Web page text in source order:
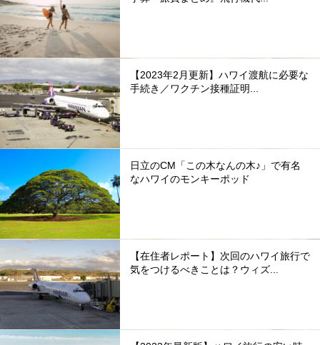
【2023年2月更新】ハワイ渡航に必要な
手続き／ワクチン接種証明...
日立のCM「この木なんの木♪」で有名
なハワイのモンキーポッド
【在住者レポート】次回のハワイ旅行で
気をつけるべきことは？ウィズ...